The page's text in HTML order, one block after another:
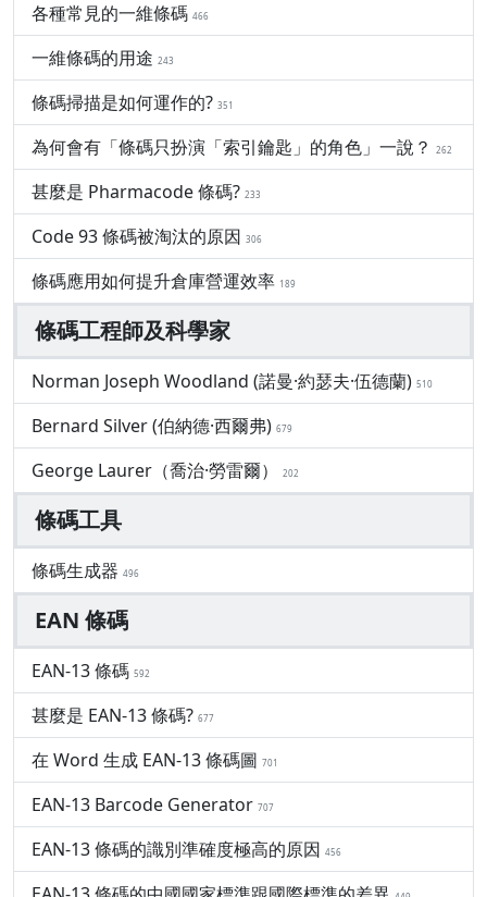
各種常見的一維條碼 466
一維條碼的用途 243
條碼掃描是如何運作的? 351
為何會有「條碼只扮演「索引鑰匙」的角色」一說？ 262
甚麼是 Pharmacode 條碼? 233
Code 93 條碼被淘汰的原因 306
條碼應用如何提升倉庫營運效率 189
條碼工程師及科學家
Norman Joseph Woodland (諾曼·約瑟夫·伍德蘭) 510
Bernard Silver (伯納德·西爾弗) 679
George Laurer（喬治·勞雷爾） 202
條碼工具
條碼生成器 496
EAN 條碼
EAN-13 條碼 592
甚麼是 EAN-13 條碼? 677
在 Word 生成 EAN-13 條碼圖 701
EAN-13 Barcode Generator 707
EAN-13 條碼的識別準確度極高的原因 456